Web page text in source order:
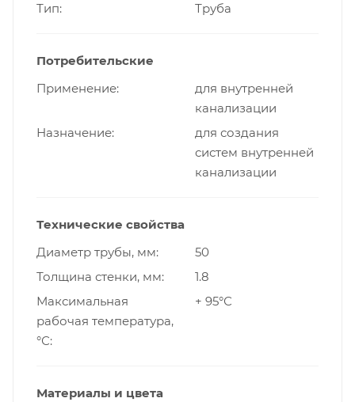
Тип
Труба
Потребительские
Применение
для внутренней
канализации
Назначение
для создания
систем внутренней
канализации
Технические свойства
Диаметр трубы, мм
50
Толщина стенки, мм
1.8
Максимальная
рабочая температура,
°С
+ 95°С
Материалы и цвета